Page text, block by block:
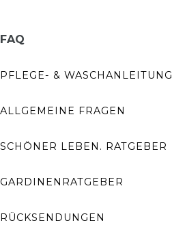
FAQ
PFLEGE- & WASCHANLEITUNG
ALLGEMEINE FRAGEN
SCHÖNER LEBEN. RATGEBER
GARDINENRATGEBER
RÜCKSENDUNGEN